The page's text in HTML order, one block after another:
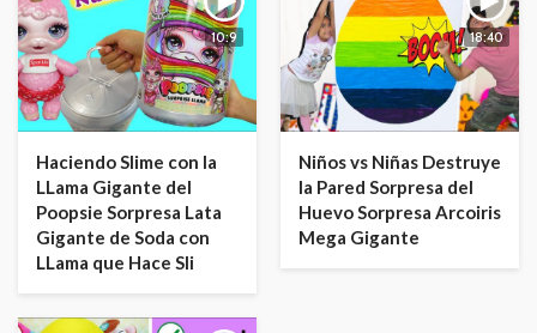
10:9
Haciendo Slime con la
LLama Gigante del
Poopsie Sorpresa Lata
Gigante de Soda con
LLama que Hace Sli
18:40
Niños vs Niñas Destruye
la Pared Sorpresa del
Huevo Sorpresa Arcoiris
Mega Gigante